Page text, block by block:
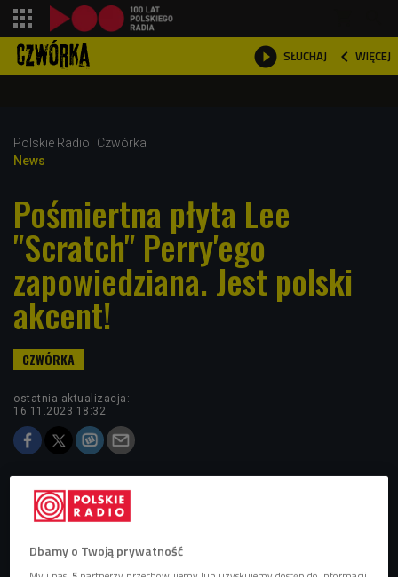
 SŁUCHAJ  WIĘCEJ

Polskie Radio
Czwórka
News
Pośmiertna płyta Lee
"Scratch" Perry'ego
zapowiedziana. Jest polski
akcent!
ostatnia aktualizacja:
16.11.2023 18:32
Obserwuj nas na
Google News
Muzyka "Króla" powróci w przyszłym roku.
Dbamy o Twoją prywatność